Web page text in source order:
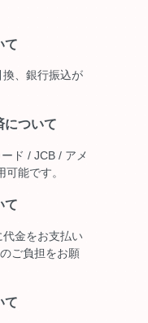
て
、銀行振込が
について
ド / JCB / アメ
能です。
て
金をお支払い
ご負担をお願
て